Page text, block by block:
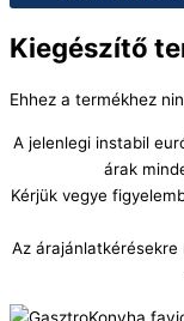
Kiegészítő
Ehhez a termékhez
A jelenlegi instabil
árak
Kérjük vegye
Az